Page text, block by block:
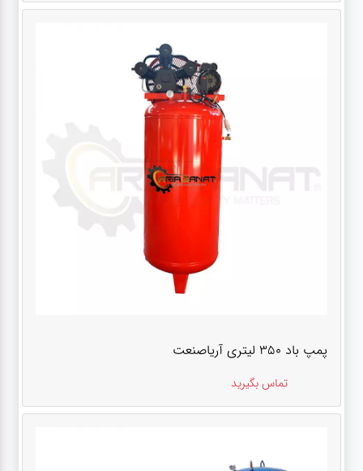
پمپ باد ۳۵۰ لیتری آریاصنعت
تماس بگیرید